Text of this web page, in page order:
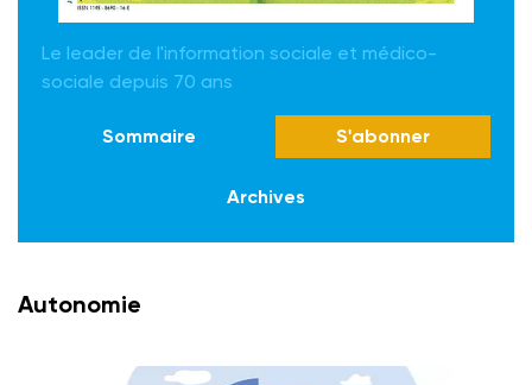
Le leader de l'information sociale et médico-
sociale depuis 70 ans
Sommaire S'abonner
Archives
Autonomie